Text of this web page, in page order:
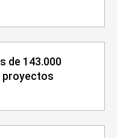
de 143.000
proyectos